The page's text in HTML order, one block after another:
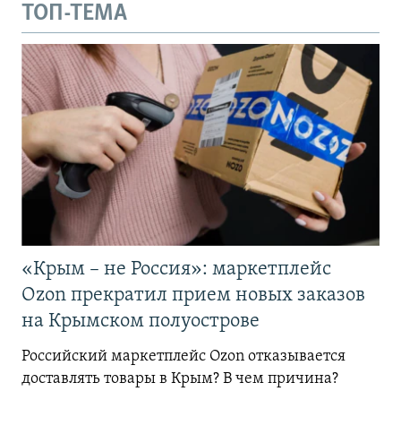
ТОП-ТЕМА
«Крым – не Россия»: маркетплейс
Ozon прекратил прием новых заказов
на Крымском полуострове
Российский маркетплейс Ozon отказывается
доставлять товары в Крым? В чем причина?